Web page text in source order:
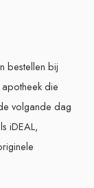
bestellen bij
die
volgande dag
iDEAL,